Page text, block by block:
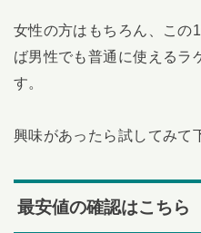
女性の方はもちろん、この
ば男性でも普通に使えるラ
す。
興味があったら試してみて
最安値の確認はこちら